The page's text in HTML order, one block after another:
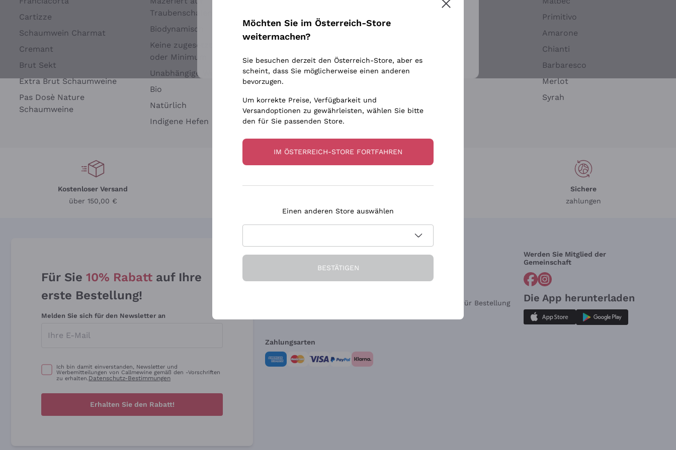
Cartizze
Schaumwein Charmat
Cremant
Brut Sekt
Extra Brut Schaumweine
Pas Dosè Nature
Schaumweine
Traubenschalen
Biodynamisch
Keine zugesetzten Sulfite
oder Minimum
Unabhängige Weinbauern
Bio
Natürlich
Indigene Hefen
Occhipinti Arianna
Biondi Santi
Argiolas
Zenato
Ca' dei Frati
Chardonnay
Primitivo
Amarone
Chianti
Barbaresco
Merlot
Syrah
Kostenloser Versand
über 150,00 €
Sichere
zahlungen
Für Sie 10% Rabatt auf Ihre
erste Bestellung!
Melden Sie sich für den Newsletter an
Ich bin damit einverstanden, Newsletter und
Werbemitteilungen von Callmewine gemäß den -Vorschriften
zu erhalten.Datenschutz-Bestimmungen
Erhalten Sie den Rabatt!
Die Firma Brauchen Sie Hilfe?
Widerrufsformular für Bestellung
Werden Sie Mitglied der
Gemeinschaft
Die App herunterladen
Zahlungsarten
Weitere Informationen finden Sie in unserem Datenschutz-Bestimmungen
Möchten Sie im Österreich-Store
weitermachen?
Sie besuchen derzeit den Österreich-Store, aber es
scheint, dass Sie möglicherweise einen anderen
bevorzugen.
Um korrekte Preise, Verfügbarkeit und
Versandoptionen zu gewährleisten, wählen Sie bitte
den für Sie passenden Store.
IM ÖSTERREICH-STORE FORTFAHREN
Einen anderen Store auswählen
BESTÄTIGEN